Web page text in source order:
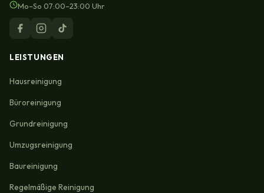
Mo–So 07:00–23:00 Uhr
LEISTUNGEN
Hausreinigung
Büroreinigung
Grundreinigung
Umzugsreinigung
Baureinigung
Regelmäßige Reinigung